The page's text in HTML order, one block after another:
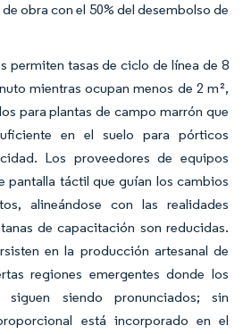
obra con el 50% del desembolso de
permiten tasas de ciclo de línea de 8
mientras ocupan menos de 2 m²,
para plantas de campo marrón que
en el suelo para pórticos
Los proveedores de equipos
pantalla táctil que guían los cambios
alineándose con las realidades
de capacitación son reducidas.
en la producción artesanal de
regiones emergentes donde los
siguen siendo pronunciados; sin
está incorporado en el